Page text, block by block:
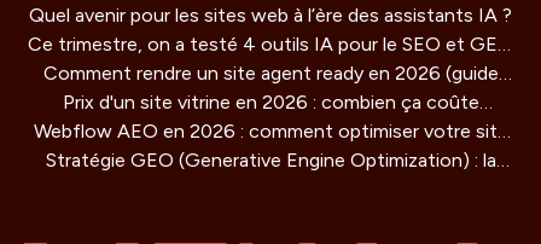
(guide concret)
Quel avenir pour les sites web à l’ère des assistants IA ?
Ce trimestre, on a testé 4 outils IA pour le SEO et GEO
: verdict honnête
Comment rendre un site agent ready en 2026 (guide
technique)
Prix d'un site vitrine en 2026 : combien ça coûte
vraiment ?
Webflow AEO en 2026 : comment optimiser votre site
pour être cité par les moteurs IA
Stratégie GEO (Generative Engine Optimization) : la